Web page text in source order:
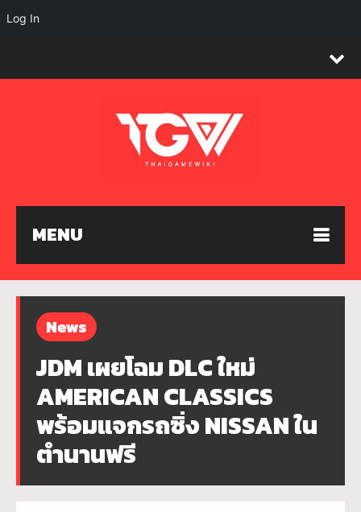
MENU
News
JDM เผยโฉม DLC ใหม่
AMERICAN CLASSICS
พร้อมแจกรถซิ่ง NISSAN ใน
ตำนานฟรี
Log In